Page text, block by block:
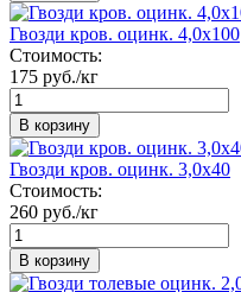
Гвозди кров. оцинк. 4,0х100
Стоимость:
175 руб./кг
В корзину
Гвозди кров. оцинк. 3,0х40
Стоимость:
260 руб./кг
В корзину